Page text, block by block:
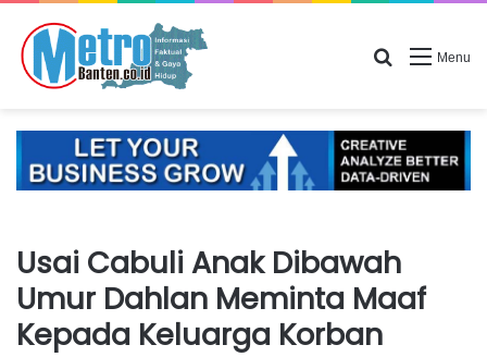
Menu
Search for
Usai Cabuli Anak Dibawah
Umur Dahlan Meminta Maaf
Kepada Keluarga Korban